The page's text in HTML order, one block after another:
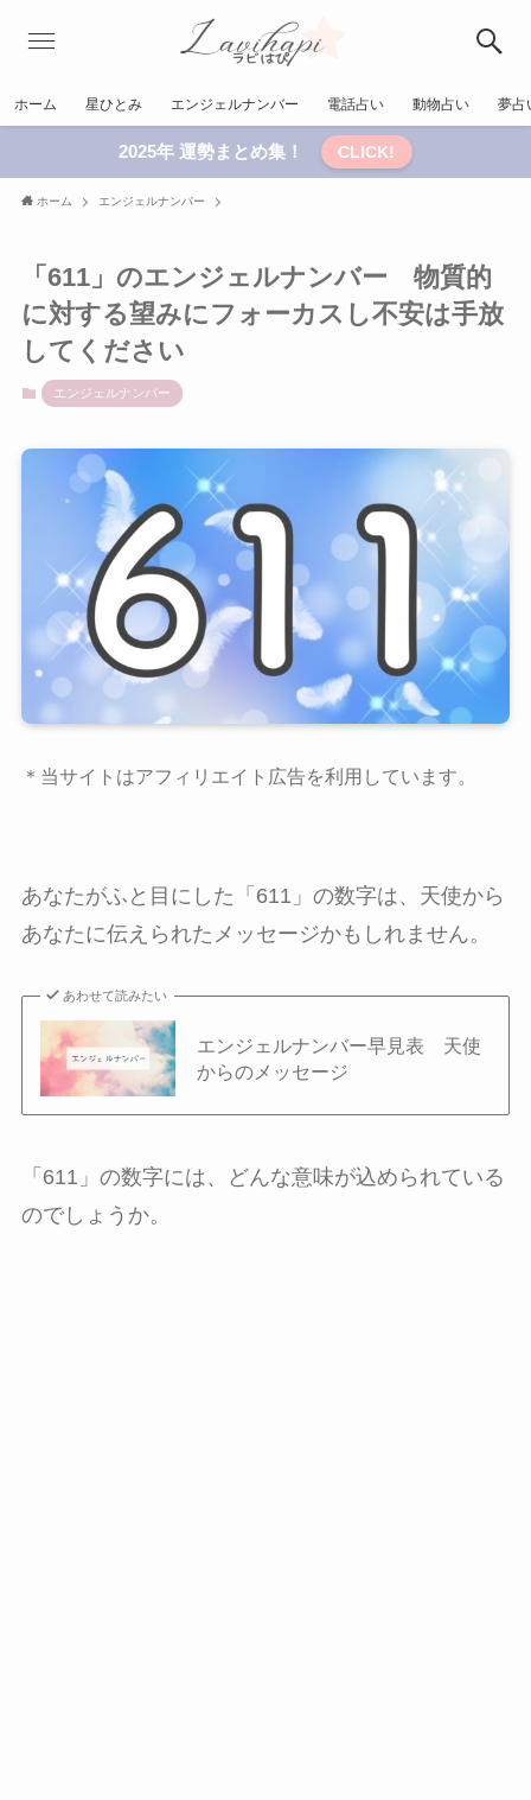
ホーム 星ひとみ エンジェルナンバー 電話占い 動物占い 夢占
2025年 運勢まとめ集！ CLICK!
ホーム エンジェルナンバー
「611」のエンジェルナンバー 物質的
に対する望みにフォーカスし不安は手放
してください
エンジェルナンバー
＊当サイトはアフィリエイト広告を利用しています。
あなたがふと目にした「611」の数字は、天使から
あなたに伝えられたメッセージかもしれません。
あわせて読みたい
エンジェルナンバー早見表 天使
からのメッセージ
「611」の数字には、どんな意味が込められている
のでしょうか。